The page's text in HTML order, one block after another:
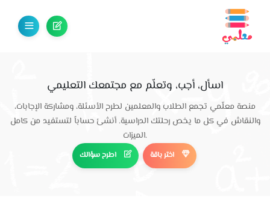
اسأل، أجب، وتعلّم مع مجتمعك التعليمي
منصة معلّمي تجمع الطلاب والمعلمين لطرح الأسئلة، ومشاركة الإجابات،
والنقاش في كل ما يخص رحلتك الدراسية. أنشئ حساباً لتستفيد من كامل
الميزات.
اطرح سؤالك اختر باقة